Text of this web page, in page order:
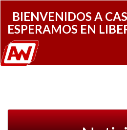
BIENVENIDOS A
ESPERAMOS EN